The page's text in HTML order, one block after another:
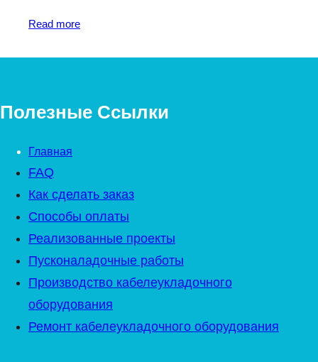
Read more
Полезные Ссылки
Главная
FAQ
Как сделать заказ
Способы оплаты
Реализованные проекты
Пусконаладочные работы
Производство кабелеукладочного
оборудования
Ремонт кабелеукладочного оборудования